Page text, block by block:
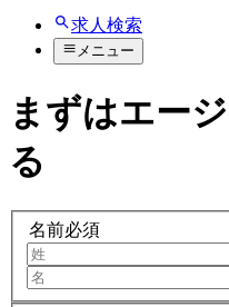
求人検索
メニュー
まずはエー
る
名前必須